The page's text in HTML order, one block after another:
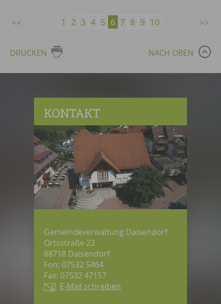
1 2 3 4 5 6 7 8 9 10
DRUCKEN NACH OBEN
KONTAKT
Gemeindeverwaltung Daisendorf
Ortsstraße 22
88718 Daisendorf
Fon: 07532 5464
Fax: 07532 47157
E-Mail schreiben